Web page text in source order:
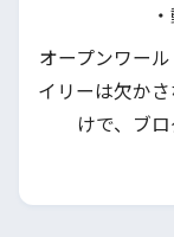
オープンワー
イリーは欠か
けで、ブ